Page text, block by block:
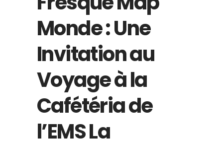
Monde : Une
Invitation au
Voyage à la
Cafétéria de
l’EMS La